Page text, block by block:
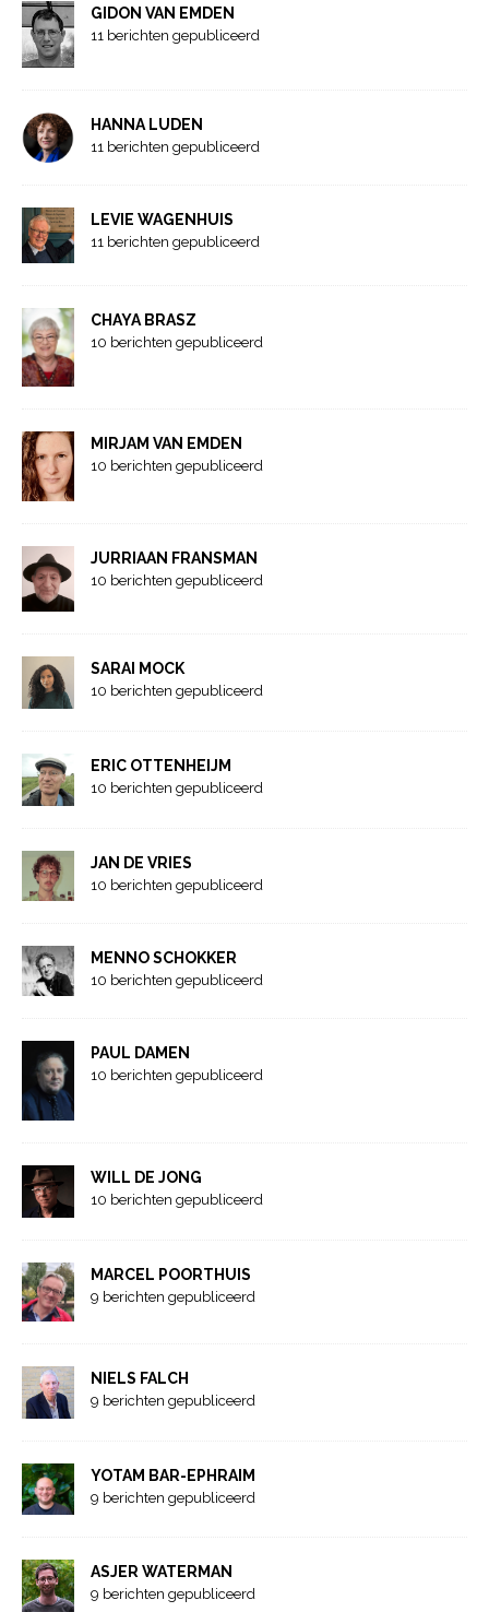
GIDON VAN EMDEN
11 berichten gepubliceerd
HANNA LUDEN
11 berichten gepubliceerd
LEVIE WAGENHUIS
11 berichten gepubliceerd
CHAYA BRASZ
10 berichten gepubliceerd
MIRJAM VAN EMDEN
10 berichten gepubliceerd
JURRIAAN FRANSMAN
10 berichten gepubliceerd
SARAI MOCK
10 berichten gepubliceerd
ERIC OTTENHEIJM
10 berichten gepubliceerd
JAN DE VRIES
10 berichten gepubliceerd
MENNO SCHOKKER
10 berichten gepubliceerd
PAUL DAMEN
10 berichten gepubliceerd
WILL DE JONG
10 berichten gepubliceerd
MARCEL POORTHUIS
9 berichten gepubliceerd
NIELS FALCH
9 berichten gepubliceerd
YOTAM BAR-EPHRAIM
9 berichten gepubliceerd
ASJER WATERMAN
9 berichten gepubliceerd